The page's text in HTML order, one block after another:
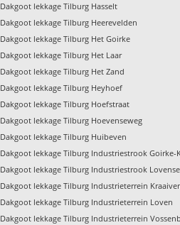
Dakgoot lekkage Tilburg Hasselt
Dakgoot lekkage Tilburg Heerevelden
Dakgoot lekkage Tilburg Het Goirke
Dakgoot lekkage Tilburg Het Laar
Dakgoot lekkage Tilburg Het Zand
Dakgoot lekkage Tilburg Heyhoef
Dakgoot lekkage Tilburg Hoefstraat
Dakgoot lekkage Tilburg Hoevenseweg
Dakgoot lekkage Tilburg Huibeven
Dakgoot lekkage Tilburg Industriestrook Goirke-
Dakgoot lekkage Tilburg Industriestrook
Dakgoot lekkage Tilburg Industrieterrein
Dakgoot lekkage Tilburg Industrieterrein Loven
Dakgoot lekkage Tilburg Industrieterrein